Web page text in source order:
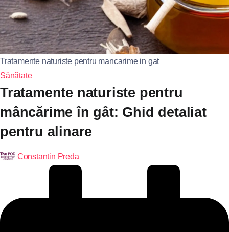
Tratamente naturiste pentru mancarime in gat
Sănătate
Tratamente naturiste pentru
mâncărime în gât: Ghid detaliat
pentru alinare
Constantin Preda